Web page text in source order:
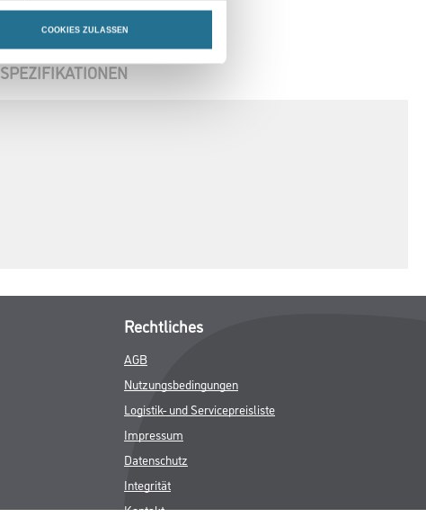
COOKIES ZULASSEN
SPEZIFIKATIONEN
Rechtliches
AGB
Nutzungsbedingungen
Logistik- und Servicepreisliste
Impressum
Datenschutz
Integrität
Kontakt